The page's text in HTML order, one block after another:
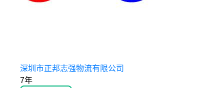
深圳市正邦志强物流有限公司
7年